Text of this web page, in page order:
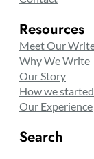
Resources
Meet Our
Why We Write
Our Story
How we started
Our Experience
Search